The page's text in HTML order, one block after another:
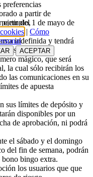
del 1 de mayo de
indefinida y tendrá
semana.
mágico, que será
la cual sólo recibirán los
las comunicaciones en su
de apuesta
sus límites de depósito y
disponibles por un
de aprobación, ni podrá
el sábado y el domingo
del fin de semana, podrán
bingo extra.
los usuarios que que
preferencias
a partir de
ejemplo,
| Cómo
ACEPTAR